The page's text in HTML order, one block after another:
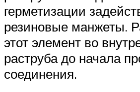
герметизации
резиновые манжеты.
этот элемент во
раструба до начала
соединения.